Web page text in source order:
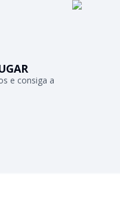
e consiga a